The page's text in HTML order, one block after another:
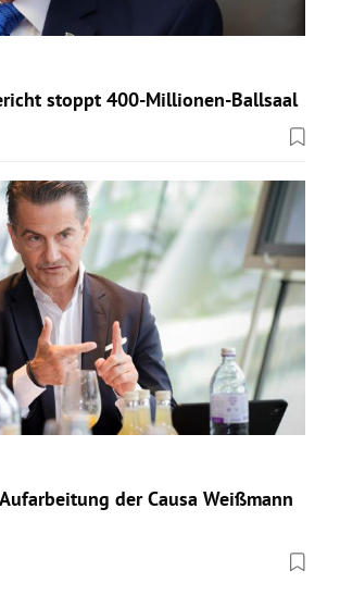
stoppt 400-Millionen-Ballsaal
der Causa Weißmann